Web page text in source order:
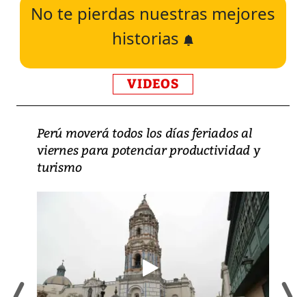
No te pierdas nuestras mejores
historias
VIDEOS
Perú moverá todos los días feriados al
viernes para potenciar productividad y
turismo